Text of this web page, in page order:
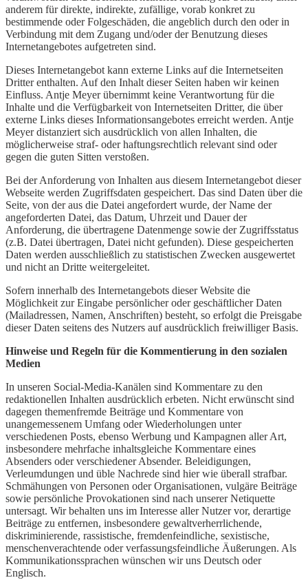
anderem für direkte, indirekte, zufällige, vorab konkret zu
bestimmende oder Folgeschäden, die angeblich durch den oder in
Verbindung mit dem Zugang und/oder der Benutzung dieses
Internetangebotes aufgetreten sind.
Dieses Internetangebot kann externe Links auf die Internetseiten
Dritter enthalten. Auf den Inhalt dieser Seiten haben wir keinen
Einfluss. Antje Meyer übernimmt keine Verantwortung für die
Inhalte und die Verfügbarkeit von Internetseiten Dritter, die über
externe Links dieses Informationsangebotes erreicht werden. Antje
Meyer distanziert sich ausdrücklich von allen Inhalten, die
möglicherweise straf- oder haftungsrechtlich relevant sind oder
gegen die guten Sitten verstoßen.
Bei der Anforderung von Inhalten aus diesem Internetangebot dieser
Webseite werden Zugriffsdaten gespeichert. Das sind Daten über die
Seite, von der aus die Datei angefordert wurde, der Name der
angeforderten Datei, das Datum, Uhrzeit und Dauer der
Anforderung, die übertragene Datenmenge sowie der Zugriffsstatus
(z.B. Datei übertragen, Datei nicht gefunden). Diese gespeicherten
Daten werden ausschließlich zu statistischen Zwecken ausgewertet
und nicht an Dritte weitergeleitet.
Sofern innerhalb des Internetangebots dieser Website die
Möglichkeit zur Eingabe persönlicher oder geschäftlicher Daten
(Mailadressen, Namen, Anschriften) besteht, so erfolgt die Preisgabe
dieser Daten seitens des Nutzers auf ausdrücklich freiwilliger Basis.
Hinweise und Regeln für die Kommentierung in den sozialen
Medien
In unseren Social-Media-Kanälen sind Kommentare zu den
redaktionellen Inhalten ausdrücklich erbeten. Nicht erwünscht sind
dagegen themenfremde Beiträge und Kommentare von
unangemessenem Umfang oder Wiederholungen unter
verschiedenen Posts, ebenso Werbung und Kampagnen aller Art,
insbesondere mehrfache inhaltsgleiche Kommentare eines
Absenders oder verschiedener Absender. Beleidigungen,
Verleumdungen und üble Nachrede sind hier wie überall strafbar.
Schmähungen von Personen oder Organisationen, vulgäre Beiträge
sowie persönliche Provokationen sind nach unserer Netiquette
untersagt. Wir behalten uns im Interesse aller Nutzer vor, derartige
Beiträge zu entfernen, insbesondere gewaltverherrlichende,
diskriminierende, rassistische, fremdenfeindliche, sexistische,
menschenverachtende oder verfassungsfeindliche Äußerungen. Als
Kommunikationssprachen wünschen wir uns Deutsch oder
Englisch.